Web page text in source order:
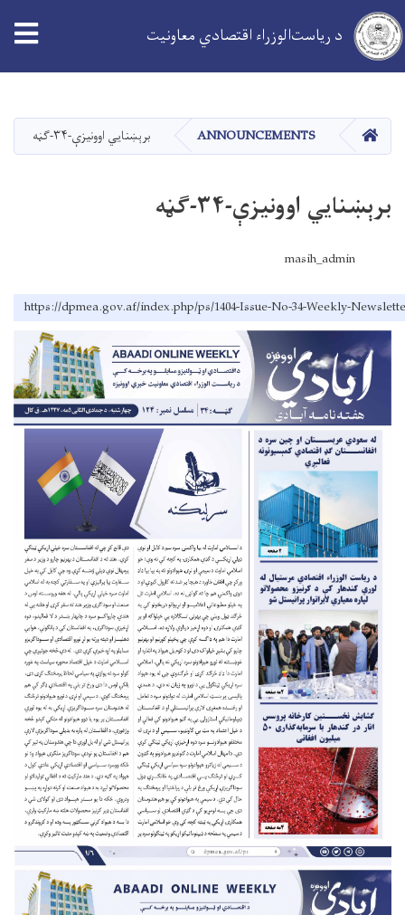
دانګل
د ریاست‌الوزراء اقتصادي معاونیت
کور ANNOUNCEMENTS برېښنایي اوونیزې-۳۴-ګڼه
برېښنایي اوونیزې-۳۴-ګڼه
masih_admin
https://dpmea.gov.af/index.php/ps/1404-Issue-No-34-Weekly-